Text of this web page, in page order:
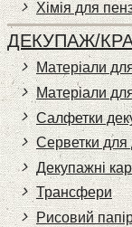
Хімія для
ДЕКУПАЖ/
Матеріали
Матеріали
Cалфетки
Серветки для
Декупажні
Трансфери
Рисовий